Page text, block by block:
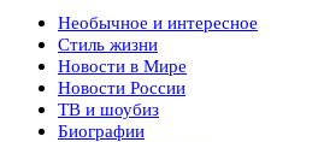
Необычное и интересное
Стиль жизни
Новости в Мире
Новости России
ТВ и шоубиз
Биографии